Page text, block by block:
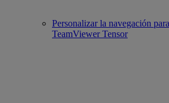
Personalizar la navegación
TeamViewer Tensor